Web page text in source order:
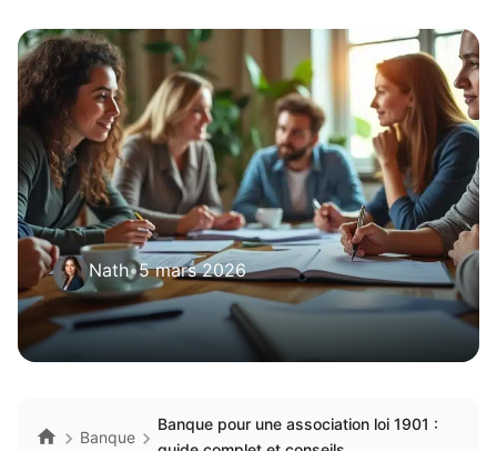
Nath•5 mars 2026
Banque
Banque pour une association loi 1901 :